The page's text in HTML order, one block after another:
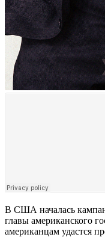
В США началась
главы американского
американцам удастся